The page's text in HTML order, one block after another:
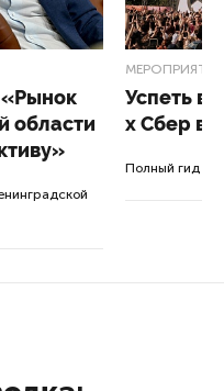
«Рынок
области
МЕРОПРИЯТИЯ
Успеть
x Сбер в
Полный гид по